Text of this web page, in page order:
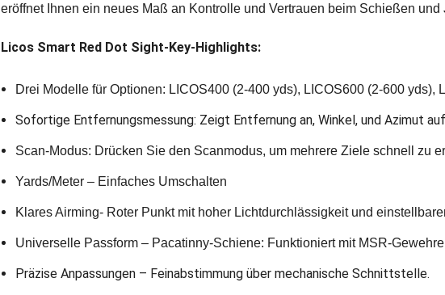
eröffnet Ihnen ein neues Maß an Kontrolle und Vertrauen beim Schießen und
Licos Smart Red Dot Sight-Key-Highlights:
Drei Modelle für Optionen: LICOS400 (2-400 yds), LICOS600 (2-600 yds),
Sofortige Entfernungsmessung: Zeigt Entfernung an, Winkel, und Azimut
Scan-Modus: Drücken Sie den Scanmodus, um mehrere Ziele schnell zu
Yards/Meter – Einfaches Umschalten
Klares Airming- Roter Punkt mit hoher Lichtdurchlässigkeit und
Universelle Passform – Pacatinny-Schiene: Funktioniert mit MSR-
Präzise Anpassungen – Feinabstimmung über mechanische Schnittstelle.